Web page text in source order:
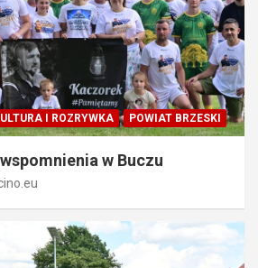
I ROZRYWKA POWIAT BRZESKI
w Buczu